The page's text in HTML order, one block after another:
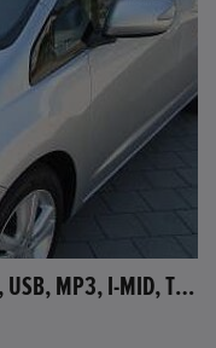
HONDA JAZZ 1.4 ELEGANCE, AHK CD, USB, MP3, I-MID, TEMPOMAT, AUX-IN